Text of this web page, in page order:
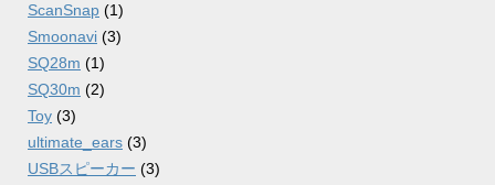
ScanSnap (1)
Smoonavi (3)
SQ28m (1)
SQ30m (2)
Toy (3)
ultimate_ears (3)
USBスピーカー (3)